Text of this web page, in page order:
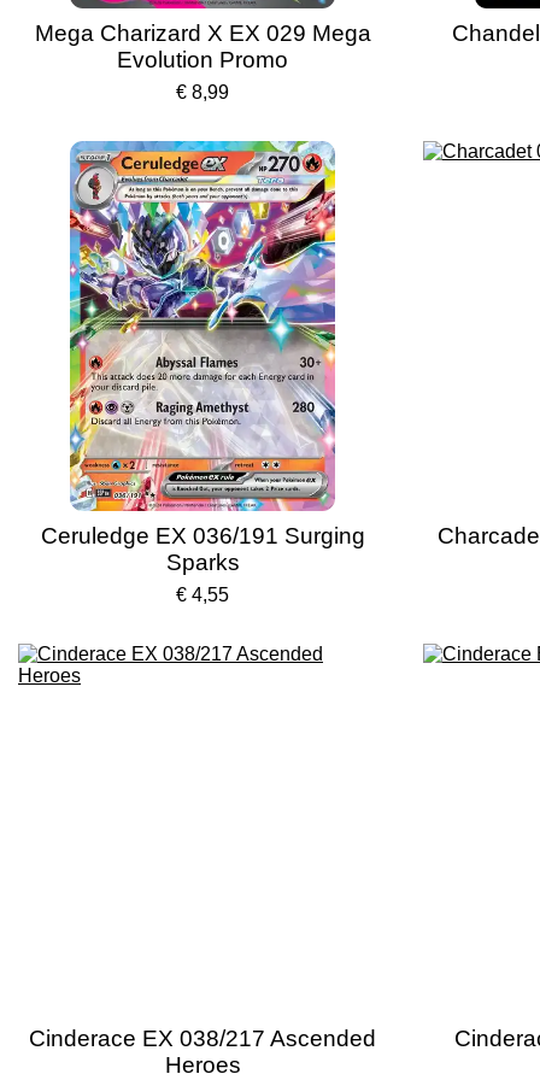
Mega Charizard X EX 029 Mega
Evolution Promo
€ 8,99
Ceruledge EX 036/191 Surging
Sparks
€ 4,55
Cinderace EX 038/217 Ascended
Heroes